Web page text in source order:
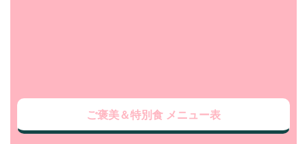
ご褒美＆特別食 メニュー表